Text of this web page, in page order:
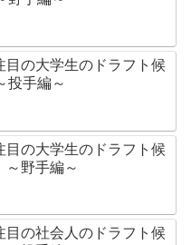
目の大学生のドラフト候
投手編～
目の大学生のドラフト候
～野手編～
目の社会人のドラフト候